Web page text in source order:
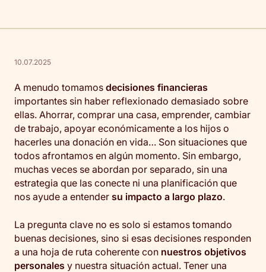
10.07.2025
A menudo tomamos decisiones financieras
importantes sin haber reflexionado demasiado sobre
ellas. Ahorrar, comprar una casa, emprender, cambiar
de trabajo, apoyar económicamente a los hijos o
hacerles una donación en vida… Son situaciones que
todos afrontamos en algún momento. Sin embargo,
muchas veces se abordan por separado, sin una
estrategia que las conecte ni una planificación que
nos ayude a entender su impacto a largo plazo.
La pregunta clave no es solo si estamos tomando
buenas decisiones, sino si esas decisiones responden
a una hoja de ruta coherente con nuestros objetivos
personales y nuestra situación actual. Tener una